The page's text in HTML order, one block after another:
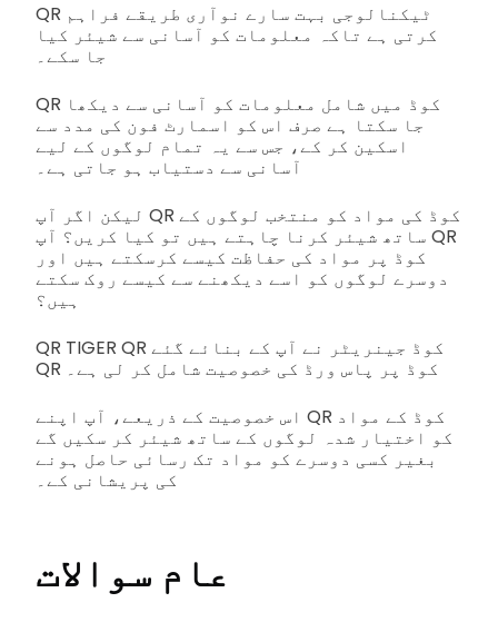
QR ٹیکنالوجی بہت سارے نوآری طریقے فراہم
کرتی ہے تاکہ معلومات کو آسانی سے شیئر کیا
جا سکے۔
QR کوڈ میں شامل معلومات کو آسانی سے دیکھا
جا سکتا ہے صرف اس کو اسمارٹ فون کی مدد سے
اسکین کر کے، جس سے یہ تمام لوگوں کے لیے
آسانی سے دستیاب ہو جاتی ہے۔
لیکن اگر آپ QR کوڈ کی مواد کو منتخب لوگوں کے
ساتھ شیئر کرنا چاہتے ہیں تو کیا کریں؟ آپ QR
کوڈ پر مواد کی حفاظت کیسے کرسکتے ہیں اور
دوسرے لوگوں کو اسے دیکھنے سے کیسے روک سکتے
ہیں؟
QR TIGER QR کوڈ جینریٹر نے آپ کے بنائے گئے
QR کوڈ پر پاس ورڈ کی خصوصیت شامل کر لی ہے۔
اس خصوصیت کے ذریعے، آپ اپنے QR کوڈ کے مواد
کو اختیار شدہ لوگوں کے ساتھ شیئر کر سکیں گے
بغیر کسی دوسرے کو مواد تک رسائی حاصل ہونے
کی پریشانی کے۔
عام سوالات